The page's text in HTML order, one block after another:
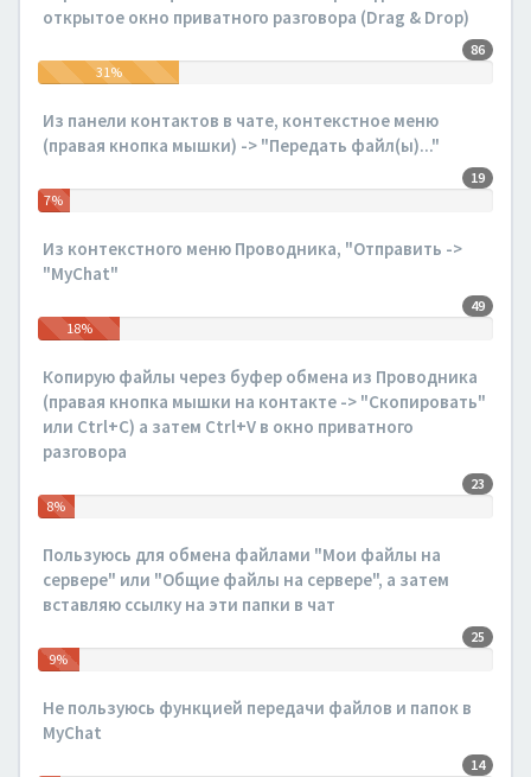
открытое окно приватного разговора (Drag & Drop)
86
31%
Из панели контактов в чате, контекстное меню
(правая кнопка мышки) -> "Передать файл(ы)..."
19
7%
Из контекстного меню Проводника, "Отправить ->
"MyChat"
49
18%
Копирую файлы через буфер обмена из Проводника
(правая кнопка мышки на контакте -> "Скопировать"
или Ctrl+C) а затем Ctrl+V в окно приватного
разговора
23
8%
Пользуюсь для обмена файлами "Мои файлы на
сервере" или "Общие файлы на сервере", а затем
вставляю ссылку на эти папки в чат
25
9%
Не пользуюсь функцией передачи файлов и папок в
MyChat
14